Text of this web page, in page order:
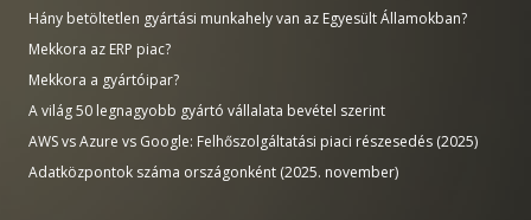
Hány betöltetlen gyártási munkahely van az Egyesült Államokban?
Mekkora az ERP piac?
Mekkora a gyártóipar?
A világ 50 legnagyobb gyártó vállalata bevétel szerint
AWS vs Azure vs Google: Felhőszolgáltatási piaci részesedés (2025)
Adatközpontok száma országonként (2025. november)